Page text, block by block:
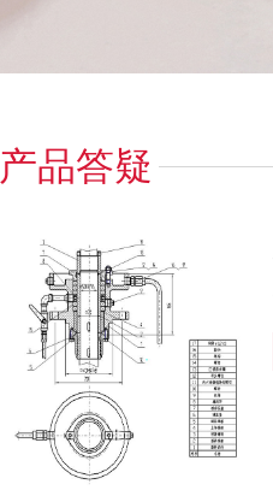
产品答疑